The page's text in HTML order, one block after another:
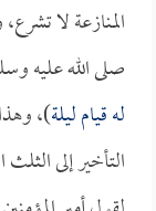
المنازعة لا
صلى الله عليه
له قيام ليلة)،
التأخير إلى